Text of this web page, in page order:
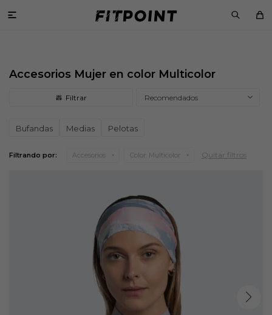

Accesorios Mujer en color Multicolor
Recomendados
Bufandas Medias Pelotas
Filtrando por: Accesorios Color: Multicolor Quitar filtros